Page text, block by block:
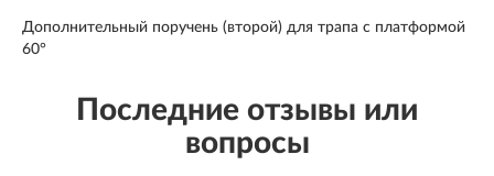
Дополнительный поручень (второй) для трапа с платформой
60°
Последние отзывы или
вопросы